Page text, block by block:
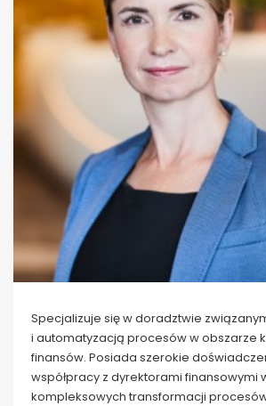
Specjalizuje się w doradztwie
i automatyzacją procesów w obszarze
finansów. Posiada szerokie
współpracy z dyrektorami finansowymi
kompleksowych transformacji